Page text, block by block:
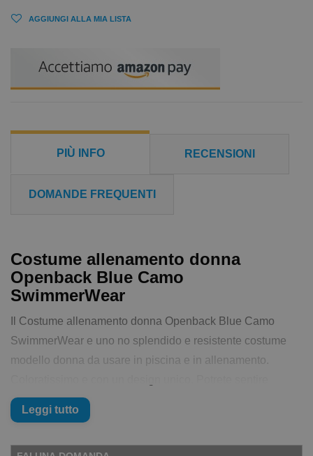
AGGIUNGI ALLA MIA LISTA
PIÙ INFO RECENSIONI
DOMANDE FREQUENTI
Costume allenamento donna
Openback Blue Camo
SwimmerWear
Il Costume allenamento donna Openback Blue Camo
SwimmerWear e uno no splendido e resistente costume
modello donna da usare in piscina e in allenamento.
qualcuno che lo chiama costume da nuoto, costume da
piscina, costume olimpionico o costume da allenamento...
Leggi tutto